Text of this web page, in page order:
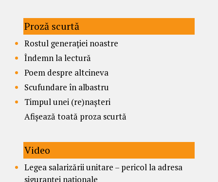
Proză scurtă
Rostul generației noastre
Îndemn la lectură
Poem despre altcineva
Scufundare în albastru
Timpul unei (re)nașteri
Afișează toată proza scurtă
Video
Legea salarizării unitare – pericol la adresa
siguranței naționale